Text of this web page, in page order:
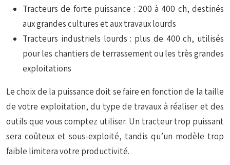
Tracteurs de forte puissance : 200 à 400 ch, destinés
aux grandes cultures et aux travaux lourds
Tracteurs industriels lourds : plus de 400 ch, utilisés
pour les chantiers de terrassement ou les très grandes
exploitations
Le choix de la puissance doit se faire en fonction de la taille
de votre exploitation, du type de travaux à réaliser et des
outils que vous comptez utiliser. Un tracteur trop puissant
sera coûteux et sous-exploité, tandis qu’un modèle trop
faible limitera votre productivité.